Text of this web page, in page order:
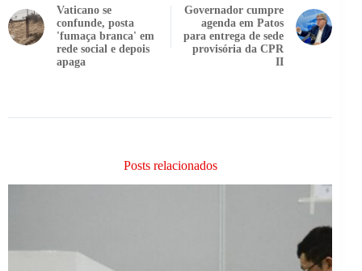
Vaticano se
confunde, posta
'fumaça branca' em
rede social e depois
apaga
Governador cumpre
agenda em Patos
para entrega de sede
provisória da CPR
II
Posts relacionados